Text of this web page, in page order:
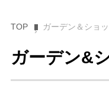
TOP ガーデン＆ショ
ガーデン&